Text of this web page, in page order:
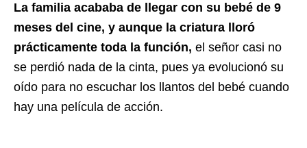
La familia acababa de llegar con su bebé de 9
meses del cine, y aunque la criatura lloró
prácticamente toda la función, el señor casi no
se perdió nada de la cinta, pues ya evolucionó su
oído para no escuchar los llantos del bebé cuando
hay una película de acción.